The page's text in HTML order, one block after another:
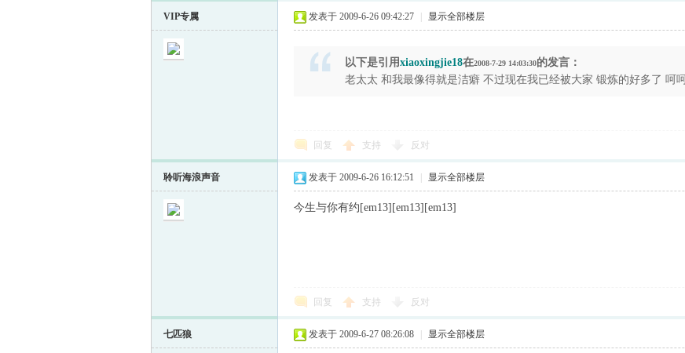
VIP专属 发表于 2009-6-26 09:42:27 显示全部楼层
以下是引用xiaoxingjie18在2008-7-29 14:03:30的发言：
老太太 和我最像得就是洁癖 不过现在我已经被大家 锻炼的好多了 呵呵
回复 支持 反对
聆听海浪声音 发表于 2009-6-26 16:12:51 显示全部楼层
今生与你有约[em13][em13][em13]
回复 支持 反对
七匹狼 发表于 2009-6-27 08:26:08 显示全部楼层